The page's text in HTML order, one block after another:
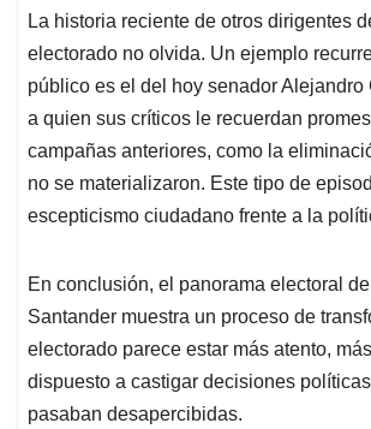
La historia reciente de otros dirigentes
electorado no olvida. Un ejemplo
público es el del hoy senador Alejandro
a quien sus críticos le recuerdan
campañas anteriores, como la
no se materializaron. Este tipo de
escepticismo ciudadano frente a la
En conclusión, el panorama electoral
Santander muestra un proceso de
electorado parece estar más atento,
dispuesto a castigar decisiones
pasaban desapercibidas.